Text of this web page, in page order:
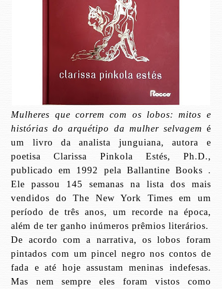
Mulheres que correm com os lobos: mitos e
histórias do arquétipo da mulher selvagem é
um livro da analista junguiana, autora e
poetisa Clarissa Pinkola Estés, Ph.D.,
publicado em 1992 pela Ballantine Books .
Ele passou 145 semanas na lista dos mais
vendidos do The New York Times em um
período de três anos, um recorde na época,
além de ter ganho inúmeros prêmios literários.
De acordo com a narrativa, os lobos foram
pintados com um pincel negro nos contos de
fada e até hoje assustam meninas indefesas.
Mas nem sempre eles foram vistos como